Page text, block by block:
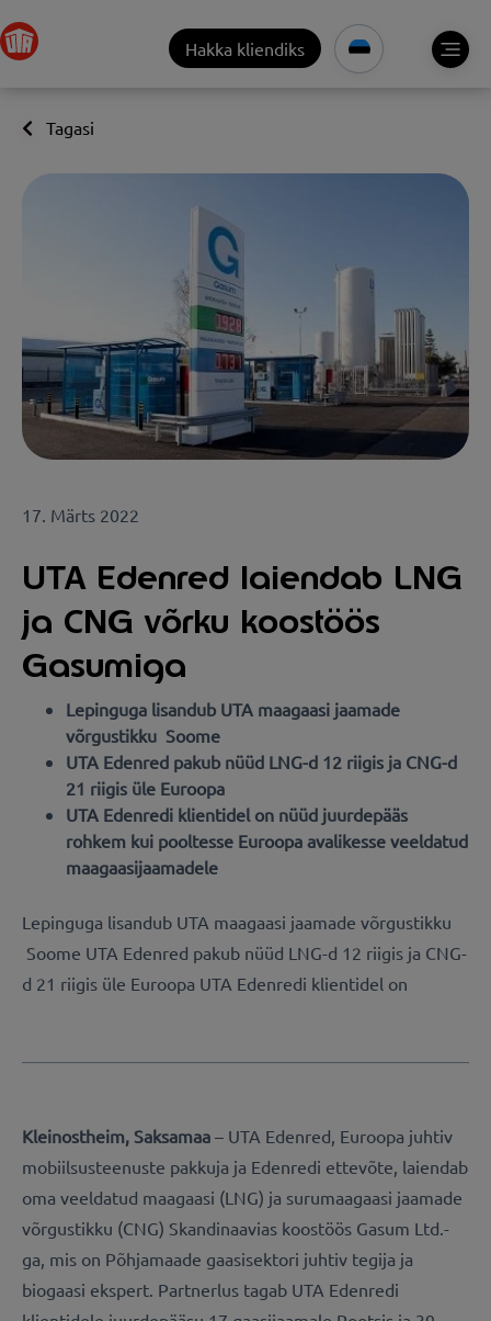
Hakka kliendiks
Tagasi
17. Märts 2022
UTA Edenred laiendab LNG
ja CNG võrku koostöös
Gasumiga
Lepinguga lisandub UTA maagaasi jaamade
võrgustikku Soome
UTA Edenred pakub nüüd LNG-d 12 riigis ja CNG-d
21 riigis üle Euroopa
UTA Edenredi klientidel on nüüd juurdepääs
rohkem kui pooltesse Euroopa avalikesse veeldatud
maagaasijaamadele
Lepinguga lisandub UTA maagaasi jaamade võrgustikku
Soome UTA Edenred pakub nüüd LNG-d 12 riigis ja CNG-
d 21 riigis üle Euroopa UTA Edenredi klientidel on
Kleinostheim, Saksamaa – UTA Edenred, Euroopa juhtiv
mobiilsusteenuste pakkuja ja Edenredi ettevõte, laiendab
oma veeldatud maagaasi (LNG) ja surumaagaasi jaamade
võrgustikku (CNG) Skandinaavias koostöös Gasum Ltd.-
ga, mis on Põhjamaade gaasisektori juhtiv tegija ja
biogaasi ekspert. Partnerlus tagab UTA Edenredi